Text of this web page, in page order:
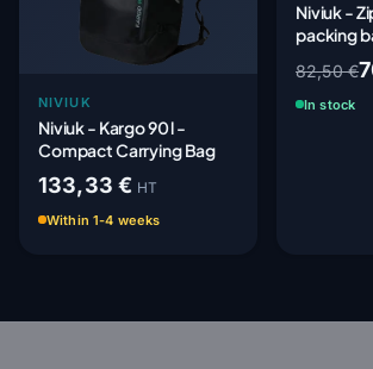
NIVIUK
Niviuk - Kargo 90 l -
Compact Carrying Bag
133,33 € HT
Within 1-4 weeks
Niviuk -
packing
82,50 €
In stock